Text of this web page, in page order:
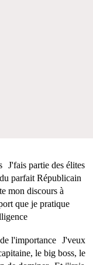
J'fais partie des élites
parfait Républicain
mon discours à
que je pratique
l'importance J'veux
le big boss, le